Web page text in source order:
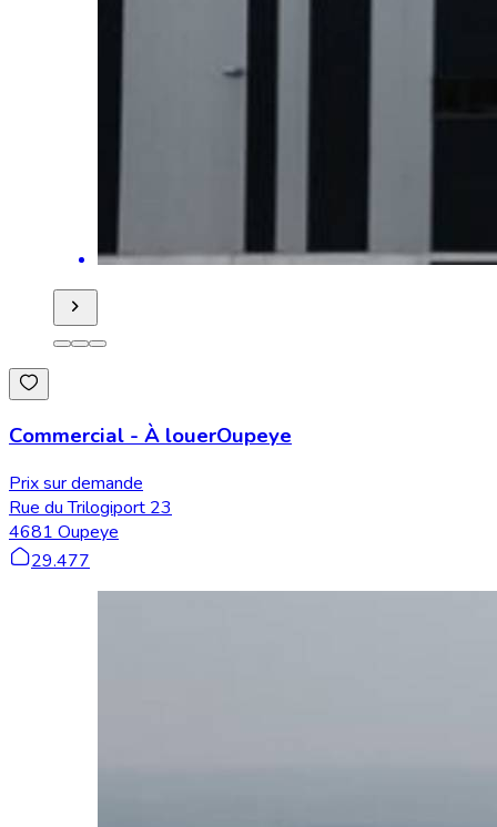
Commercial - À louerOupeye
Prix sur demande
Rue du Trilogiport 23
4681 Oupeye
29.477